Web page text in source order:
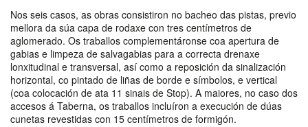
Nos seis casos, as obras consistiron no bacheo das pistas, previo
mellora da súa capa de rodaxe con tres centímetros de
aglomerado. Os traballos complementáronse coa apertura de
gabias e limpeza de salvagabias para a correcta drenaxe
lonxitudinal e transversal, así como a reposición da sinalización
horizontal, co pintado de liñas de borde e símbolos, e vertical
(coa colocación de ata 11 sinais de Stop). A maiores, no caso dos
accesos á Taberna, os traballos incluíron a execución de dúas
cunetas revestidas con 15 centímetros de formigón.